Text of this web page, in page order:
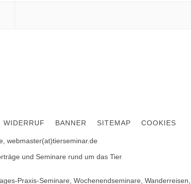
WIDERRUF BANNER SITEMAP COOKIES
webmaster(at)tierseminar.de
und Seminare rund um das Tier
Praxis-Seminare, Wochenendseminare,